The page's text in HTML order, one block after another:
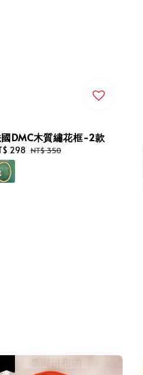
DMC木質繡花框-2款
298 Regular
NT$ 350